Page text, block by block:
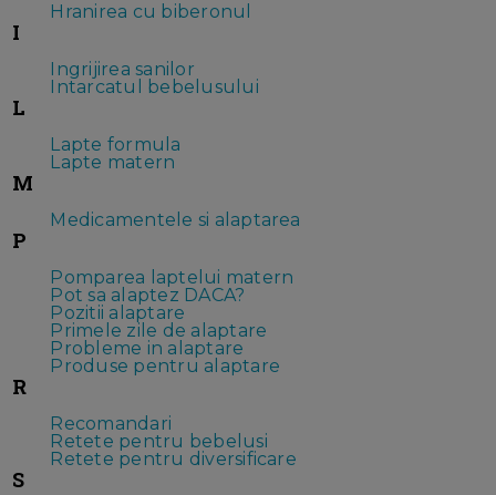
Hranirea cu biberonul
I
Ingrijirea sanilor
Intarcatul bebelusului
L
Lapte formula
Lapte matern
M
Medicamentele si alaptarea
P
Pomparea laptelui matern
Pot sa alaptez DACA?
Pozitii alaptare
Primele zile de alaptare
Probleme in alaptare
Produse pentru alaptare
R
Recomandari
Retete pentru bebelusi
Retete pentru diversificare
S